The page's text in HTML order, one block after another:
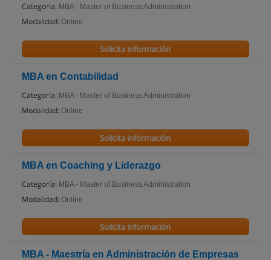
Categoría: MBA - Master of Business Administration
Modalidad: Online
Solicita información
MBA en Contabilidad
Categoría: MBA - Master of Business Administration
Modalidad: Online
Solicita información
MBA en Coaching y Liderazgo
Categoría: MBA - Master of Business Administration
Modalidad: Online
Solicita información
MBA - Maestría en Administración de Empresas